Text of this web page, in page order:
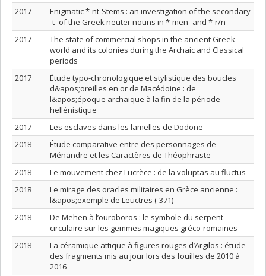
2017
Enigmatic *-nt-Stems : an investigation of the secondary
-t- of the Greek neuter nouns in *-men- and *-r/n-
2017
The state of commercial shops in the ancient Greek
world and its colonies during the Archaic and Classical
periods
2017
Étude typo-chronologique et stylistique des boucles
d&apos;oreilles en or de Macédoine : de
l&apos;époque archaïque à la fin de la période
hellénistique
2017
Les esclaves dans les lamelles de Dodone
2018
Étude comparative entre des personnages de
Ménandre et les Caractères de Théophraste
2018
Le mouvement chez Lucrèce : de la voluptas au fluctus
2018
Le mirage des oracles militaires en Grèce ancienne :
l&apos;exemple de Leuctres (-371)
2018
De Mehen à l’ouroboros : le symbole du serpent
circulaire sur les gemmes magiques gréco-romaines
2018
La céramique attique à figures rouges d’Argilos : étude
des fragments mis au jour lors des fouilles de 2010 à
2016